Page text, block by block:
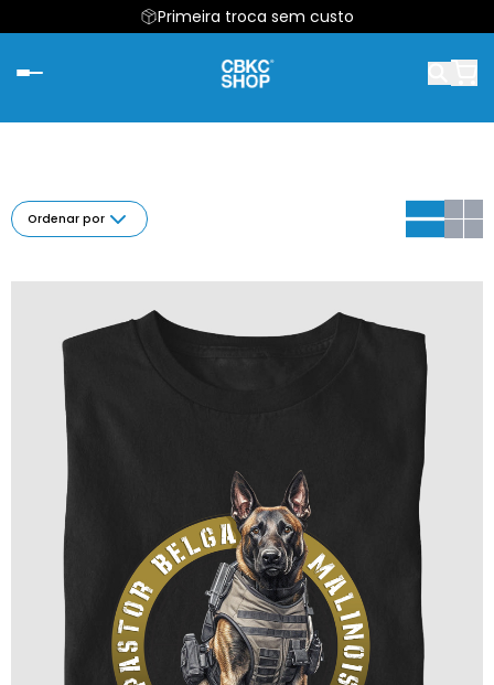
Primeira troca sem custo
Ordenar por